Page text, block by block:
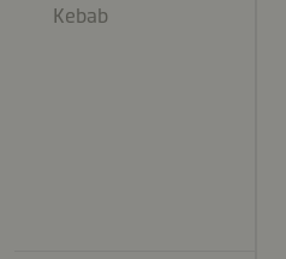
Kebab